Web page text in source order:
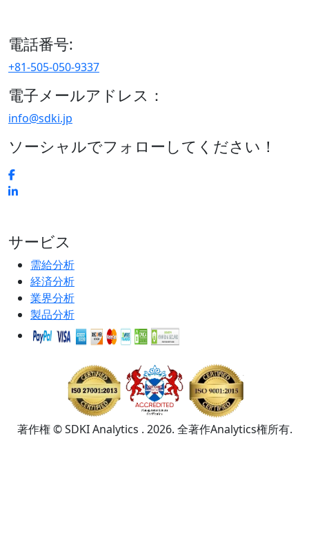
電話番号:
+81-505-050-9337
電子メールアドレス：
info@sdki.jp
ソーシャルでフォローしてください！
サービス
需給分析
経済分析
業界分析
製品分析
著作権 © SDKI Analytics . 2026. 全著作Analytics権所有.